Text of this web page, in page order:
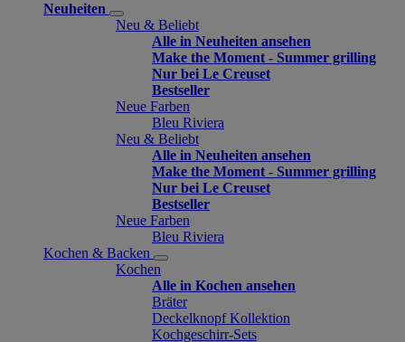
Neuheiten
Neu & Beliebt
Alle in Neuheiten ansehen
Make the Moment - Summer grilling
Nur bei Le Creuset
Bestseller
Neue Farben
Bleu Riviera
Neu & Beliebt
Alle in Neuheiten ansehen
Make the Moment - Summer grilling
Nur bei Le Creuset
Bestseller
Neue Farben
Bleu Riviera
Kochen & Backen
Kochen
Alle in Kochen ansehen
Bräter
Deckelknopf Kollektion
Kochgeschirr-Sets